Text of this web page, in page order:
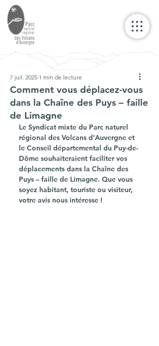
Comment vous déplacez-vous
dans la Chaîne des Puys – faille
de Limagne
7 juil. 2025 1 min de lecture
Le Syndicat mixte du Parc naturel
régional des Volcans d’Auvergne et
le Conseil départemental du Puy-de-
Dôme souhaiteraient faciliter vos
déplacements dans la Chaîne des
Puys – faille de Limagne. Que vous
soyez habitant, touriste ou visiteur,
votre avis nous intéresse !